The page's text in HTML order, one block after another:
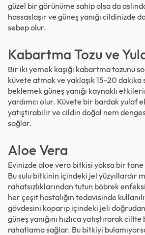
güzel bir görünüme sahip olsa da
hassaslaşır ve güneş yanığı cildinizde
sebep olur.
Kabartma Tozu ve
Bir iki yemek kaşığı kabartma tozunu
küvete atmak ve yaklaşık 15-20 dakika
beklemek güneş yanığı kaynaklı
yardımcı olur. Küvete bir bardak yulaf
yatıştırabilir ve cildin doğal nem
sağlar.
Aloe Vera
Evinizde aloe vera bitkisi yoksa bir tane
Bu sulu bitkinin içindeki jel yüzyıllardır
rahatsızlıklarından tutun böbrek
her çeşit hastalığın tedavisinde
gövdesini koparıp içindeki jeli
güneş yanığını hızlıca yatıştırarak
rahatlama sağlar. Bu bitkiyi